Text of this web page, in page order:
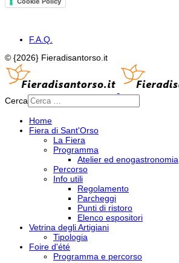
F.A.Q.
© {2026} Fieradisantorso.it
Cerca
Home
Fiera di Sant'Orso
La Fiera
Programma
Atelier ed enogastronomia
Percorso
Info utili
Regolamento
Parcheggi
Punti di ristoro
Elenco espositori
Vetrina degli Artigiani
Tipologia
Foire d'été
Programma e percorso